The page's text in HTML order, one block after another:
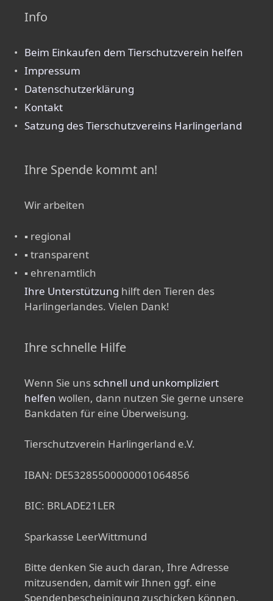
Info
Beim Einkaufen dem Tierschutzverein helfen
Impressum
Datenschutzerklärung
Kontakt
Satzung des Tierschutzvereins Harlingerland
Ihre Spende kommt an!
Wir arbeiten
▪ regional
▪ transparent
▪ ehrenamtlich
Ihre Unterstützung hilft den Tieren des
Harlingerlandes. Vielen Dank!
Ihre schnelle Hilfe
Wenn Sie uns schnell und unkompliziert
helfen wollen, dann nutzen Sie gerne unsere
Bankdaten für eine Überweisung.
Tierschutzverein Harlingerland e.V.
IBAN: DE53285500000001064856
BIC: BRLADE21LER
Sparkasse LeerWittmund
Bitte denken Sie auch daran, Ihre Adresse
mitzusenden, damit wir Ihnen ggf. eine
Spendenbescheinigung zuschicken können.